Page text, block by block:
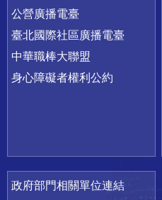
公營廣播電臺
臺北國際社區廣播電臺
中華職棒大聯盟
身心障礙者權利公約
政府部門相關單位連結